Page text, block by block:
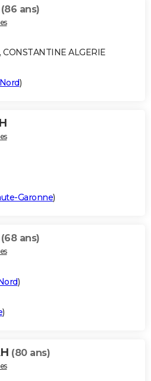
(86 ans)
CONSTANTINE ALGERIE
)
Garonne)
(68 ans)
)
)
(80 ans)